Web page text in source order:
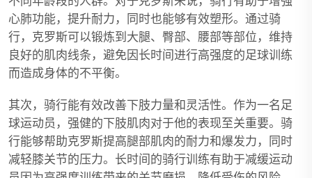
心肺功能，提升耐力，同时也能够有效塑形。通过骑
行，克罗斯可以锻炼到大腿、臀部、腰部等部位，维持
良好的肌肉线条，避免因长时间进行高强度的足球训练
而造成身体的不平衡。
其次，骑行能有效改善下肢力量和灵活性。作为一名足
球运动员，强健的下肢肌肉对于他的表现至关重要。骑
行能够帮助克罗斯提高腿部肌肉的耐力和爆发力，同时
减轻膝关节的压力。长时间的骑行训练有助于减缓运动